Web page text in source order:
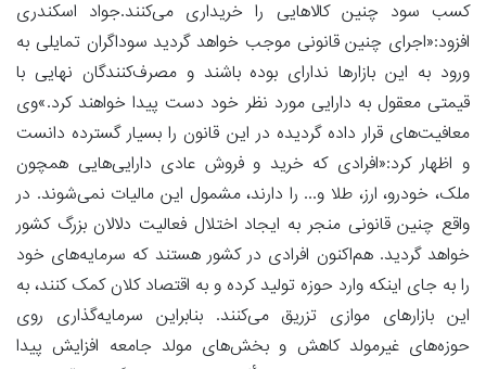
کسب سود چنین کالاهایی را خریداری می‌کنند.جواد اسکندری
افزود:«اجرای چنین قانونی موجب خواهد گردید سوداگران تمایلی به
ورود به این بازار‌ها ندارای بوده باشند و مصرف‌کنندگان نهایی با
قیمتی معقول به دارایی مورد نظر خود دست پیدا خواهند کرد.»وی
معافیت‌های قرار داده گردیده در این قانون را بسیار گسترده دانست
و اظهار کرد:«افرادی که خرید و فروش عادی دارایی‌هایی همچون
ملک، خودرو، ارز، طلا و... را دارند، مشمول این مالیات نمی‌شوند. در
واقع چنین قانونی منجر به ‌ایجاد اختلال فعالیت دلالان بزرگ کشور
خواهد گردید. هم‌اکنون افرادی در کشور هستند که سرمایه‌های خود
را به جای اینکه وارد حوزه تولید کرده و به اقتصاد کلان کمک کنند، به
این بازارهای موازی تزریق می‌کنند. بنابراین سرمایه‌گذاری روی
حوزه‌های غیرمولد کاهش و بخش‌های مولد جامعه افزایش پیدا